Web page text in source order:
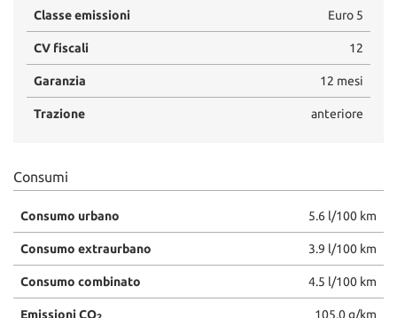
Classe emissioni Euro 5
CV fiscali 12
Garanzia 12 mesi
Trazione anteriore
Consumi
Consumo urbano 5.6 l/100 km
Consumo extraurbano 3.9 l/100 km
Consumo combinato 4.5 l/100 km
Emissioni CO 105.0 g/km